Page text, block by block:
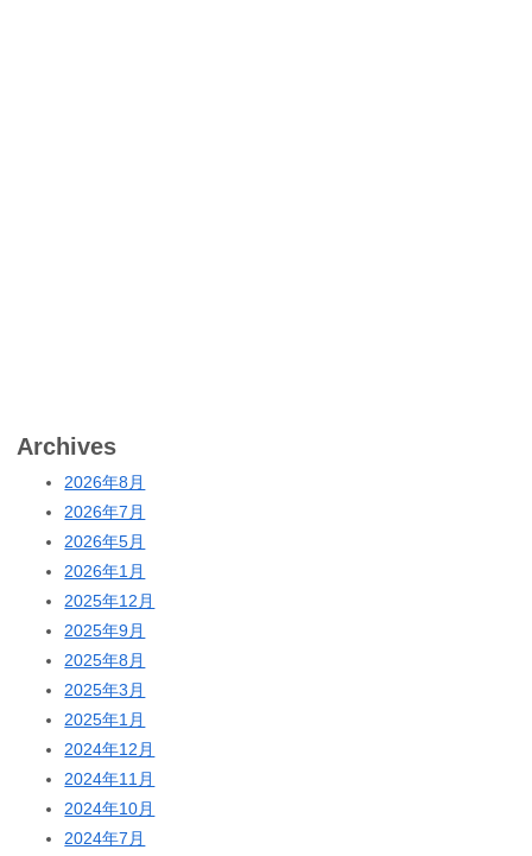
Archives
2026年8月
2026年7月
2026年5月
2026年1月
2025年12月
2025年9月
2025年8月
2025年3月
2025年1月
2024年12月
2024年11月
2024年10月
2024年7月